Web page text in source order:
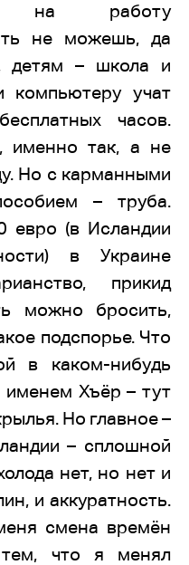
на работу
не можешь, да
детям – школа и
компьютеру учат
часов.
именно так, а не
Но с карманными
– труба.
евро (в Исландии
в Украине
прикид
можно бросить,
подспорье. Что
в каком-нибудь
именем Хъёр – тут
Но главное –
– сплошной
нет, но нет и
и аккуратность.
смена времён
тем, что я менял